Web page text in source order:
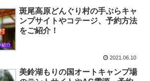
斑尾高原どんぐり村の手ぶらキャ
ンプサイトやコテージ、予約方法
をご紹介！
2021.06.10
美鈴湖もりの国オートキャンプ場